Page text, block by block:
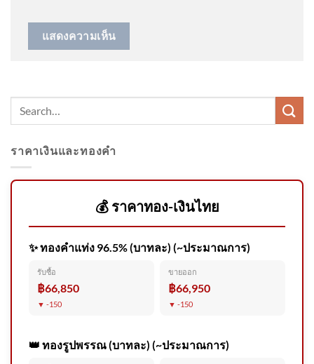
รวบ โฟน ละหานทราย แก๊งลวง
ลงทุนขายสินค้าออนไลน์ อ้าง
กำไรงา
ราคาเงินและทองคำ
💰 ราคาทอง-เงินไทย
✨ ทองคำแท่ง 96.5% (บาทละ) (~ประมาณการ)
รับซื้อ
฿66,850
▼ -150
ขายออก
฿66,950
▼ -150
👑 ทองรูปพรรณ (บาทละ) (~ประมาณการ)